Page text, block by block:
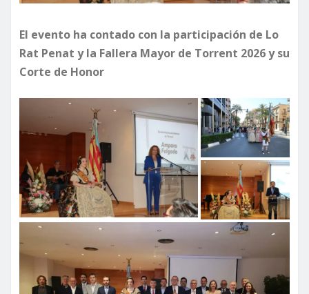
El evento ha contado con la participación de Lo
Rat Penat y la Fallera Mayor de Torrent 2026 y su
Corte de Honor